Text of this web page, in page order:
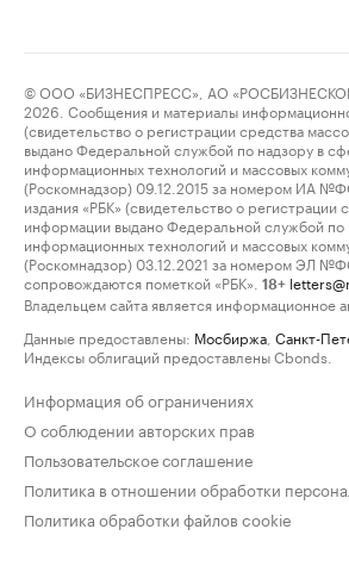
© ООО «БИЗНЕСПРЕСС», АО
2026. Сообщения и материалы
(свидетельство о регистрации средства
выдано Федеральной службой по надзору в
информационных технологий и массовых
(Роскомнадзор) 09.12.2015 за номером ИА
издания «РБК» (свидетельство о регистрации
информации выдано Федеральной службой по
информационных технологий и массовых
(Роскомнадзор) 03.12.2021 за номером ЭЛ
сопровождаются пометкой «РБК».
18+
Владельцем сайта является информационное
Данные предоставлены: Мосбиржа Санкт-
Индексы облигаций предоставлены Cbonds.
Информация об ограничениях
О соблюдении авторских прав
Пользовательское соглашение
Политика в отношении обработки
Политика обработки файлов cookie